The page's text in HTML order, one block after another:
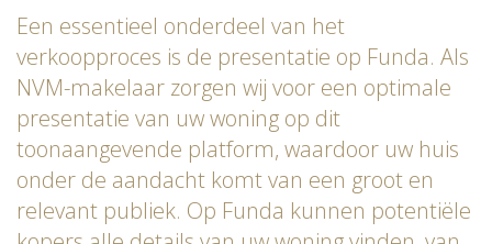
Een essentieel onderdeel van het
verkoopproces is de presentatie op Funda. Als
NVM-makelaar zorgen wij voor een optimale
presentatie van uw woning op dit
toonaangevende platform, waardoor uw huis
onder de aandacht komt van een groot en
relevant publiek. Op Funda kunnen potentiële